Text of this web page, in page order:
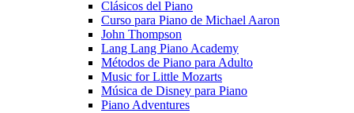
Clásicos del Piano
Curso para Piano de Michael Aaron
John Thompson
Lang Lang Piano Academy
Métodos de Piano para Adulto
Music for Little Mozarts
Música de Disney para Piano
Piano Adventures